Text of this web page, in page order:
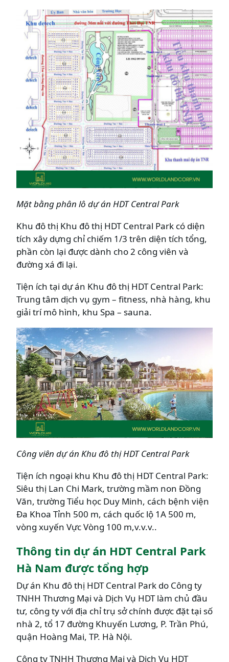
Mặt bằng phân lô dự án HDT Central Park
Khu đô thị Khu đô thị HDT Central Park có diện
tích xây dựng chỉ chiếm 1/3 trên diện tích tổng,
phần còn lại được dành cho 2 công viên và
đường xá đi lại.
Tiện ích tại dự án Khu đô thị HDT Central Park:
Trung tâm dịch vụ gym – fitness, nhà hàng, khu
giải trí mô hình, khu Spa – sauna.
Công viên dự án Khu đô thị HDT Central Park
Tiện ích ngoại khu Khu đô thị HDT Central Park:
Siêu thị Lan Chi Mark, trường mầm non Đồng
Văn, trường Tiểu học Duy Minh, cách bệnh viện
Đa Khoa Tỉnh 500 m, cách quốc lộ 1A 500 m,
vòng xuyến Vực Vòng 100 m,v.v.v..
Thông tin dự án HDT Central Park
Hà Nam được tổng hợp
Dự án Khu đô thị HDT Central Park do Công ty
TNHH Thương Mại và Dịch Vụ HDT làm chủ đầu
tư, công ty với địa chỉ trụ sở chính được đặt tại số
nhà 2, tổ 17 đường Khuyến Lương, P. Trần Phú,
quận Hoàng Mai, TP. Hà Nội.
Công ty TNHH Thương Mại và Dịch Vụ HDT